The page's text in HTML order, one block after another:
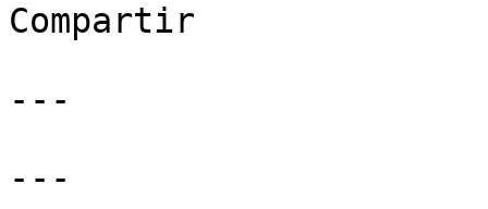
Compartir
---
---